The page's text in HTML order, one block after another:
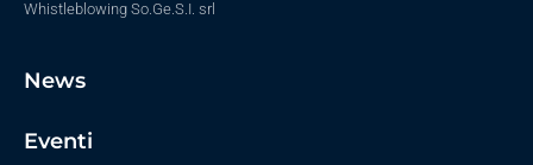
Whistleblowing So.Ge.S.I. srl
News
Eventi